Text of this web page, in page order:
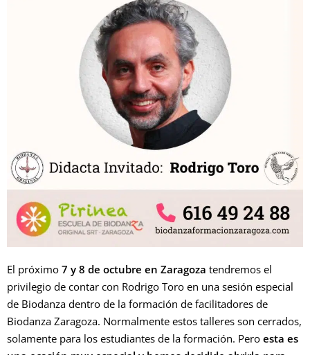
El próximo 7 y 8 de octubre en Zaragoza tendremos el
privilegio de contar con Rodrigo Toro en una sesión especial
de Biodanza dentro de la formación de facilitadores de
Biodanza Zaragoza. Normalmente estos talleres son cerrados,
solamente para los estudiantes de la formación. Pero esta es